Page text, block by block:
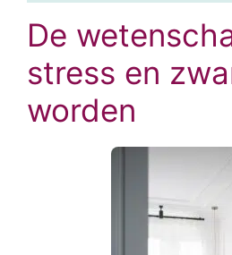
De
stress en
worden